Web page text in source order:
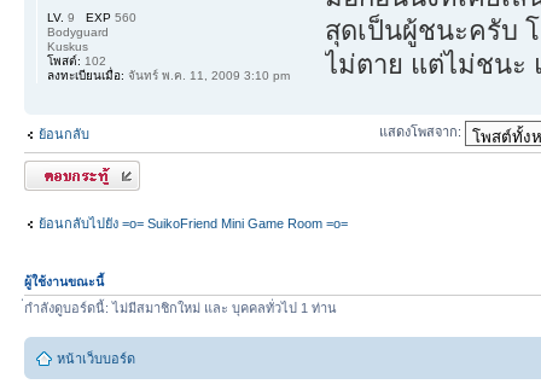
สุดเป็นผู้ชนะครับ
ไม่ตาย แต่ไม่ชนะ
LV. 9 EXP 560
Bodyguard
Kuskus
โพสต์: 102
ลงทะเบียนเมื่อ: จันทร์ พ.ค. 11, 2009 3:10 pm
ย้อนกลับ แสดงโพสจาก:
ตอบกระทู้
ย้อนกลับไปยัง =o= SuikoFriend Mini Game Room =o=
ผู้ใช้งานขณะนี้
่กำลังดูบอร์ดนี้: ไม่มีสมาชิกใหม่ และ บุคคลทั่วไป 1 ท่าน
หน้าเว็บบอร์ด